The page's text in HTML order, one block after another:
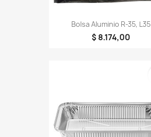
Bolsa Aluminio R-35, L35
$ 8.174,00